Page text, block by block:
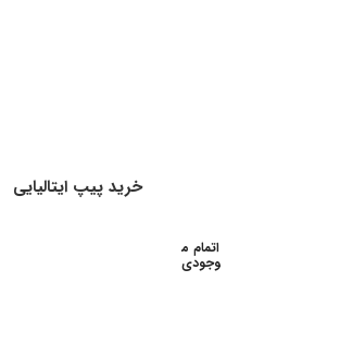
خرید پیپ ایتالیایی
اتمام م
وجودی